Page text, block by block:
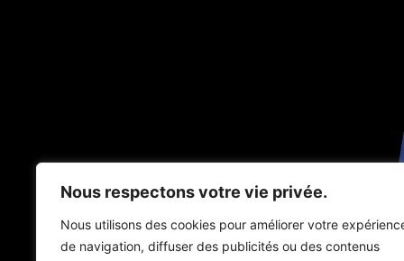
Nous respectons votre vie privée.
Nous utilisons des cookies pour améliorer votre
de navigation, diffuser des publicités ou des contenus